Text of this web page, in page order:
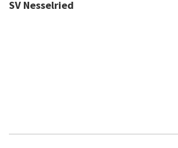
SV Nesselried